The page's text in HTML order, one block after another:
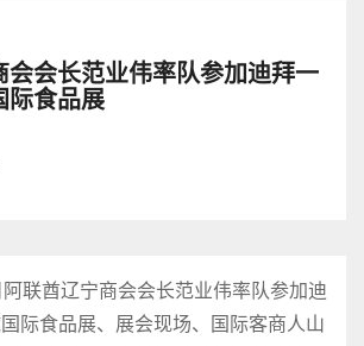
会会长范业伟率队参加迪拜一
际食品展
联酋辽宁商会会长范业伟率队参加迪
际食品展、展会现场、国际客商人山